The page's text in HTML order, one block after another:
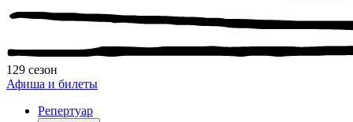
129 сезон
Афиша и билеты
Репертуар